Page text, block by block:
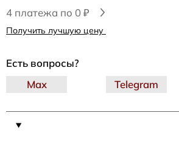
4 платежа по 0 ₽
Получить лучшую цену
Есть вопросы?
Telegram
Max